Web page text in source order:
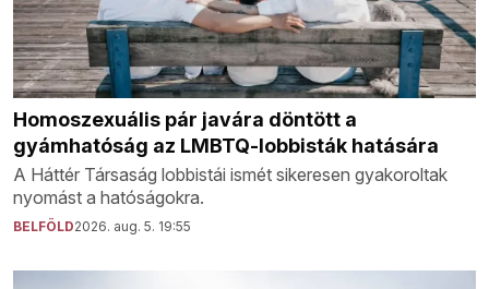
Homoszexuális pár javára döntött a
gyámhatóság az LMBTQ-lobbisták hatására
A Háttér Társaság lobbistái ismét sikeresen gyakoroltak
nyomást a hatóságokra.
BELFÖLD2026. aug. 5. 19:55